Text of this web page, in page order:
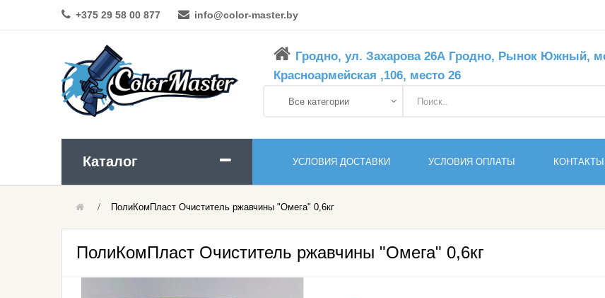
+375 29 58 00 877 info@color-master.by
Гродно, ул. Захарова 26А Гродно, Рынок Южный,
Красноармейская ,106, место 26
Каталог
Абразивы Для Шлифовки
Аэрозольные Материалы
УСЛОВИЯ ДОСТАВКИ УСЛОВИЯ ОПЛАТЫ КОНТАКТЫ
ПолиКомПласт Очиститель ржавчины "Омега" 0,6кг
ПолиКомПласт Очиститель ржавчины "Омега" 0,6кг